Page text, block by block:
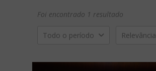
Foi encontrado 1 resultado
Todo o período Relevância